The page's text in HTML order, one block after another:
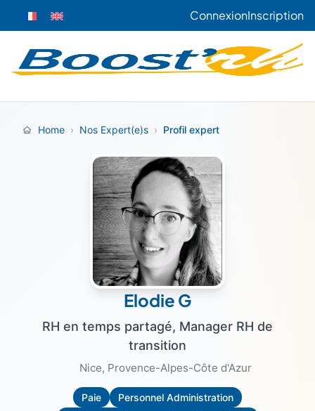
ConnexionInscription
Home › Nos Expert(e)s › Profil expert
Elodie G
RH en temps partagé, Manager RH de
transition
Nice, Provence-Alpes-Côte d'Azur
Paie
Personnel Administration